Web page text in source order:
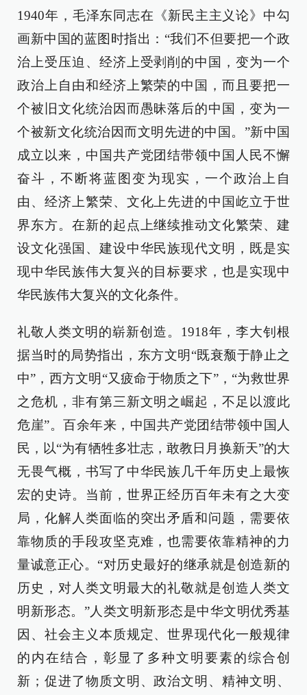
1940年，毛泽东同志在《新民主主义论》中勾
画新中国的蓝图时指出：“我们不但要把一个政
治上受压迫、经济上受剥削的中国，变为一个
政治上自由和经济上繁荣的中国，而且要把一
个被旧文化统治因而愚昧落后的中国，变为一
个被新文化统治因而文明先进的中国。”新中国
成立以来，中国共产党团结带领中国人民不懈
奋斗，不断将蓝图变为现实，一个政治上自
由、经济上繁荣、文化上先进的中国屹立于世
界东方。在新的起点上继续推动文化繁荣、建
设文化强国、建设中华民族现代文明，既是实
现中华民族伟大复兴的目标要求，也是实现中
华民族伟大复兴的文化条件。
礼敬人类文明的崭新创造。1918年，李大钊根
据当时的局势指出，东方文明“既衰颓于静止之
中”，西方文明“又疲命于物质之下”，“为救世界
之危机，非有第三新文明之崛起，不足以渡此
危崖”。百余年来，中国共产党团结带领中国人
民，以“为有牺牲多壮志，敢教日月换新天”的大
无畏气概，书写了中华民族几千年历史上最恢
宏的史诗。当前，世界正经历百年未有之大变
局，化解人类面临的突出矛盾和问题，需要依
靠物质的手段攻坚克难，也需要依靠精神的力
量诚意正心。“对历史最好的继承就是创造新的
历史，对人类文明最大的礼敬就是创造人类文
明新形态。”人类文明新形态是中华文明优秀基
因、社会主义本质规定、世界现代化一般规律
的内在结合，彰显了多种文明要素的综合创
新；促进了物质文明、政治文明、精神文明、